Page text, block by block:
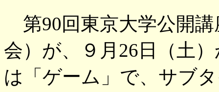
第90回東京大学公開講
会）が、９月26日（土
は「ゲーム」で、サブ